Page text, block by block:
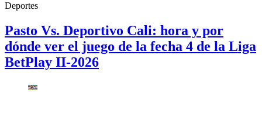
Deportes
Pasto Vs. Deportivo Cali: hora y por
dónde ver el juego de la fecha 4 de la Liga
BetPlay II-2026